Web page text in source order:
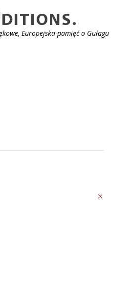
Europejska pamięć o Gułagu